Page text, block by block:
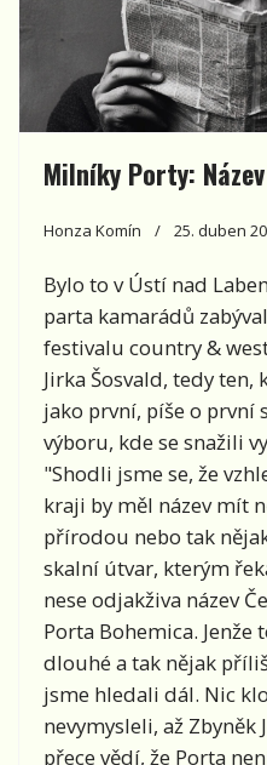
Milníky Porty:
Honza Komín 25. duben
Bylo to v Ústí nad
parta kamarádů
festivalu country &
Jirka Šosvald, tedy
jako první, píše o první
výboru, kde se snažili
"Shodli jsme se, že
kraji by měl název mít
přírodou nebo tak
skalní útvar, kterým
nese odjakživa název
Porta Bohemica. Jenže
dlouhé a tak nějak
jsme hledali dál. Nic
nevymysleli, až
přece vědí, že Porta